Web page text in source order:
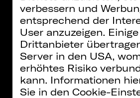
EINFÜHRUNG
(UA)
Inhalte
immer
Weitere Informationen
Video: Staatstheater
Creative Commons BY-
verbessern und
entsprechend der
User anzuzeigen.
Drittanbieter
Server in den USA,
erhöhtes Risiko
kann. Informationen
Sie in den Cookie-